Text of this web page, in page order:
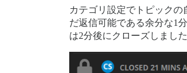
カテゴリ設定でトピック
だ返信可能である余分な1
は2分後にクローズしまし